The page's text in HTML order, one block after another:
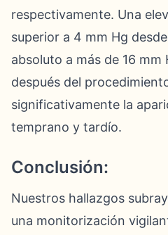
respectivamente. Una
superior a 4 mm Hg
absoluto a más de 16
después del
significativamente la
temprano y tardío.
Conclusión:
Nuestros hallazgos
una monitorización